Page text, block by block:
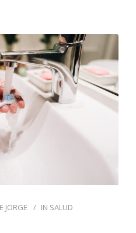
JORGE IN SALUD